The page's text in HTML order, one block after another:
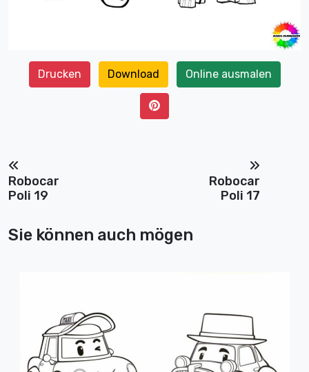
Drucken Download Online ausmalen
Robocar
Poli 19
Robocar
Poli 17
Sie können auch mögen